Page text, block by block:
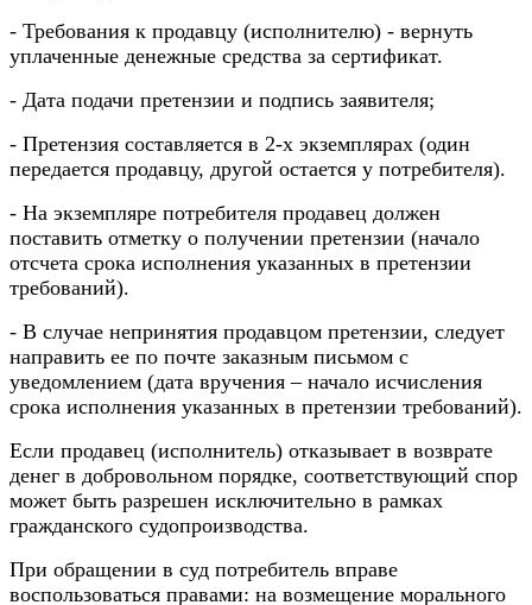
- Требования к продавцу (исполнителю) - вернуть
уплаченные денежные средства за сертификат.
- Дата подачи претензии и подпись заявителя;
- Претензия составляется в 2-х экземплярах (один
передается продавцу, другой остается у потребителя).
- На экземпляре потребителя продавец должен
поставить отметку о получении претензии (начало
отсчета срока исполнения указанных в претензии
требований).
- В случае непринятия продавцом претензии, следует
направить ее по почте заказным письмом с
уведомлением (дата вручения – начало исчисления
срока исполнения указанных в претензии требований).
Если продавец (исполнитель) отказывает в возврате
денег в добровольном порядке, соответствующий спор
может быть разрешен исключительно в рамках
гражданского судопроизводства.
При обращении в суд потребитель вправе
воспользоваться правами: на возмещение морального